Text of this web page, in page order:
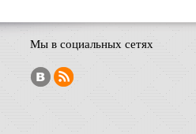
Мы в социальных сетях